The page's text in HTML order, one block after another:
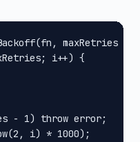
maxRetries =
i++) {
- 1) throw error;
i) * 1000);